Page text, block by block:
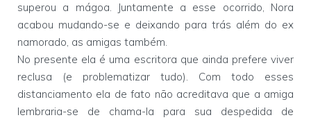
superou a mágoa. Juntamente a esse ocorrido, Nora
acabou mudando-se e deixando para trás além do ex
namorado, as amigas também.
No presente ela é uma escritora que ainda prefere viver
reclusa (e problematizar tudo). Com todo esses
distanciamento ela de fato não acreditava que a amiga
lembraria-se de chama-la para sua despedida de